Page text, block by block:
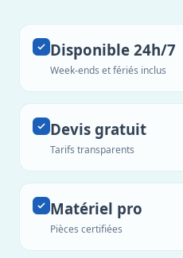
Disponible 24h/7
Week-ends et fériés inclus
Devis gratuit
Tarifs transparents
Matériel pro
Pièces certifiées